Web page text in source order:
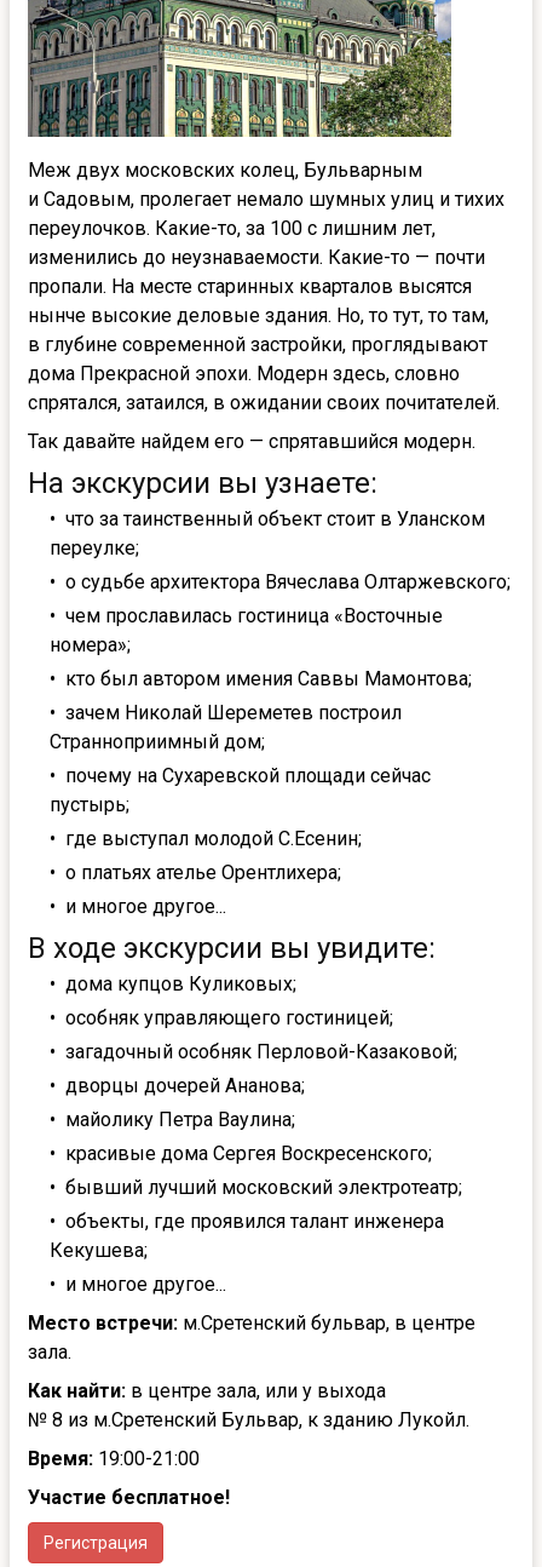
Меж двух московских колец, Бульварным
и Садовым, пролегает немало шумных улиц и тихих
переулочков. Какие-то, за 100 с лишним лет,
изменились до неузнаваемости. Какие-то — почти
пропали. На месте старинных кварталов высятся
нынче высокие деловые здания. Но, то тут, то там,
в глубине современной застройки, проглядывают
дома Прекрасной эпохи. Модерн здесь, словно
спрятался, затаился, в ожидании своих почитателей.
Так давайте найдем его — спрятавшийся модерн.
На экскурсии вы узнаете:
что за таинственный объект стоит в Уланском
переулке;
о судьбе архитектора Вячеслава Олтаржевского;
чем прославилась гостиница «Восточные
номера»;
кто был автором имения Саввы Мамонтова;
зачем Николай Шереметев построил
Странноприимный дом;
почему на Сухаревской площади сейчас
пустырь;
где выступал молодой С.Есенин;
о платьях ателье Орентлихера;
и многое другое...
В ходе экскурсии вы увидите:
дома купцов Куликовых;
особняк управляющего гостиницей;
загадочный особняк Перловой-Казаковой;
дворцы дочерей Ананова;
майолику Петра Ваулина;
красивые дома Сергея Воскресенского;
бывший лучший московский электротеатр;
объекты, где проявился талант инженера
Кекушева;
и многое другое...
Место встречи: м.Сретенский бульвар, в центре
зала.
Как найти: в центре зала, или у выхода
№ 8 из м.Сретенский Бульвар, к зданию Лукойл.
Время: 19:00-21:00
Участие бесплатное!
Регистрация